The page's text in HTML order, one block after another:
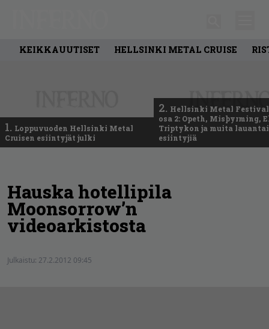
KEIKKAUUTISET HELLSINKI METAL CRUISE
1. Loppuvuoden Hellsinki Metal
Cruisen esiintyjät julki
2. Hellsinki Metal
osa 2: Opeth, Misþyrming,
Triptykon ja muita
esiintyjiä
Hauska hotellipila
Moonsorrow’n
videoarkistosta
Julkaistu: 27.2.2012 09:45